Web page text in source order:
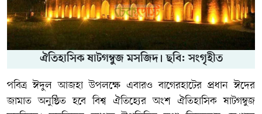
ঐতিহাসিক ষাটগম্বুজ মসজিদ। ছবি: সংগৃহীত
পবিত্র ঈদুল আজহা উপলক্ষে এবারও বাগেরহাটের প্রধান ঈদের
জামাত অনুষ্ঠিত হবে বিশ্ব ঐতিহ্যের অংশ ঐতিহাসিক ষাটগম্বুজ